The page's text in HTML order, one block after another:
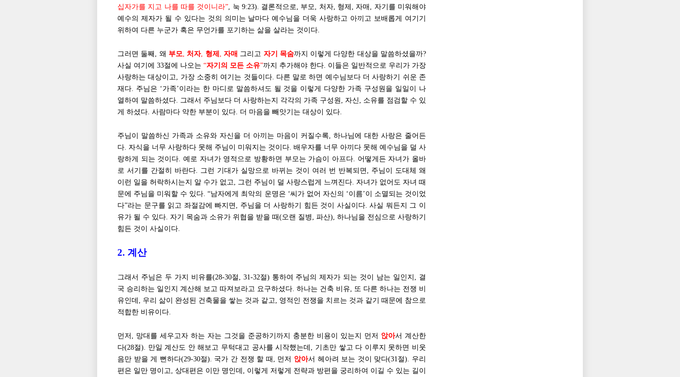
십자가를 지고 나를 따를 것이니라” , 눅 9:23). 결론적으로, 부모, 처자, 형제, 자매, 자기를 미워해야
예수의 제자가 될 수 있다는 것의 의미는 날마다 예수님을 더욱 사랑하고 아끼고 보배롭게 여기기
위하여 다른 누군가 혹은 무언가를 포기하는 삶을 살라는 것이다.
그러면 둘째, 왜 부모 처자, 형제 자매 그리고 자기 목숨까지 이렇게 다양한 대상을 말씀하셨을까?
사실 여기에 33절에 나오는 “자기의 모든 소유”까지 추가해야 한다. 이들은 일반적으로 우리가 가장
사랑하는 대상이고, 가장 소중히 여기는 것들이다. 다른 말로 하면 예수님보다 더 사랑하기 쉬운 존
재다. 주님은 ‘가족’이라는 한 마디로 말씀하셔도 될 것을 이렇게 다양한 가족 구성원을 일일이 나
열하여 말씀하셨다. 그래서 주님보다 더 사랑하는지 각각의 가족 구성원, 자신, 소유를 점검할 수 있
게 하셨다. 사람마다 약한 부분이 있다. 더 마음을 빼앗기는 대상이 있다.
주님이 말씀하신 가족과 소유와 자신을 더 아끼는 마음이 커질수록, 하나님에 대한 사랑은 줄어든
다. 자식을 너무 사랑하다 못해 주님이 미워지는 것이다. 배우자를 너무 아끼다 못해 예수님을 덜 사
랑하게 되는 것이다. 예로 자녀가 영적으로 방황하면 부모는 가슴이 아프다. 어떻게든 자녀가 올바
로 서기를 간절히 바란다. 그런 기대가 실망으로 바뀌는 것이 여러 번 반복되면, 주님이 도대체 왜
이런 일을 허락하시는지 알 수가 없고, 그런 주님이 덜 사랑스럽게 느껴진다. 자녀가 없어도 자녀 때
문에 주님을 미워할 수 있다. “남자에게 최악의 운명은 ‘씨가 없어 자신의 ‘이름’이 소멸되는 것이었
다”라는 문구를 읽고 좌절감에 빠지면, 주님을 더 사랑하기 힘든 것이 사실이다. 사실 뭐든지 그 이
유가 될 수 있다. 자기 목숨과 소유가 위협을 받을 때(오랜 질병, 파산), 하나님을 전심으로 사랑하기
힘든 것이 사실이다.
2. 계산
그래서 주님은 두 가지 비유를(28-30절, 31-32절) 통하여 주님의 제자가 되는 것이 남는 일인지, 결
국 승리하는 일인지 계산해 보고 따져보라고 요구하셨다. 하나는 건축 비유, 또 다른 하나는 전쟁 비
유인데, 우리 삶이 완성된 건축물을 쌓는 것과 같고, 영적인 전쟁을 치르는 것과 같기 때문에 참으로
적합한 비유이다.
먼저, 망대를 세우고자 하는 자는 그것을 준공하기까지 충분한 비용이 있는지 먼저 앉아서 계산한
다(28절). 만일 계산도 안 해보고 무턱대고 공사를 시작했는데, 기초만 쌓고 다 이루지 못하면 비웃
음만 받을 게 뻔하다(29-30절). 국가 간 전쟁 할 때, 먼저 앉아서 헤아려 보는 것이 맞다(31절). 우리
편은 일만 명이고, 상대편은 이만 명인데, 이렇게 저렇게 전략과 방편을 궁리하여 이길 수 있는 길이